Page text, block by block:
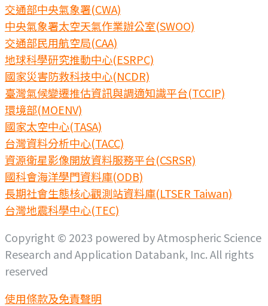
交通部中央氣象署(CWA)
中央氣象署太空天氣作業辦公室(SWOO)
交通部民用航空局(CAA)
地球科學研究推動中心(ESRPC)
國家災害防救科技中心(NCDR)
臺灣氣候變遷推估資訊與調適知識平台(TCCIP)
環境部(MOENV)
國家太空中心(TASA)
台灣資料分析中心(TACC)
資源衛星影像開放資料服務平台(CSRSR)
國科會海洋學門資料庫(ODB)
長期社會生態核心觀測站資料庫(LTSER Taiwan)
台灣地震科學中心(TEC)
Copyright © 2023 powered by Atmospheric Science
Research and Application Databank, Inc. All rights
reserved
使用條款及免責聲明